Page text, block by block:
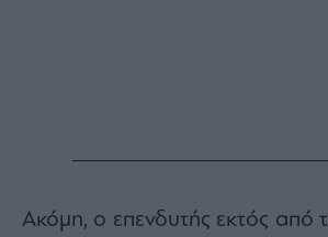
Ακόμη, ο επενδυτής εκτός